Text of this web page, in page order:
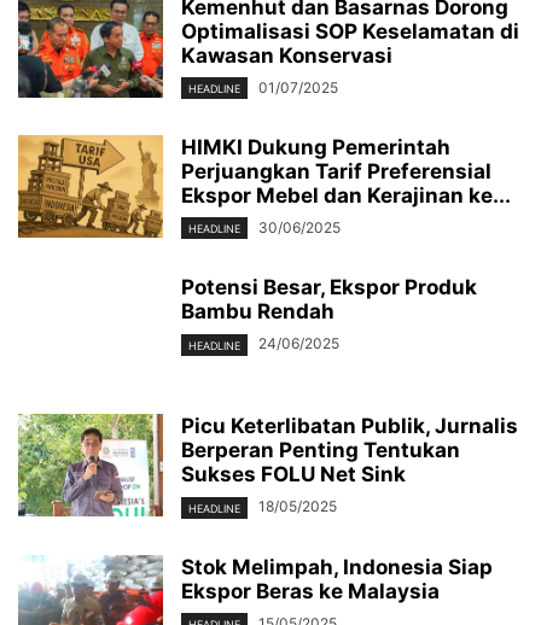
Kemenhut dan Basarnas Dorong
Optimalisasi SOP Keselamatan di
Kawasan Konservasi
HEADLINE 01/07/2025
HIMKI Dukung Pemerintah
Perjuangkan Tarif Preferensial
Ekspor Mebel dan Kerajinan ke...
HEADLINE 30/06/2025
Potensi Besar, Ekspor Produk
Bambu Rendah
HEADLINE 24/06/2025
Picu Keterlibatan Publik, Jurnalis
Berperan Penting Tentukan
Sukses FOLU Net Sink
HEADLINE 18/05/2025
Stok Melimpah, Indonesia Siap
Ekspor Beras ke Malaysia